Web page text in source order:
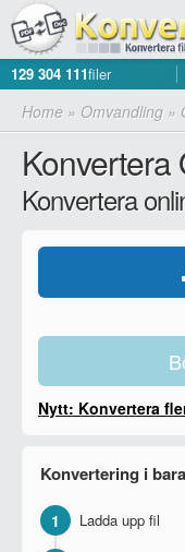
129 304 111filer
Home » Omvandling »
Konvertera
Konvertera
Nytt: Konvertera
Konvertering i
1 Ladda upp fil